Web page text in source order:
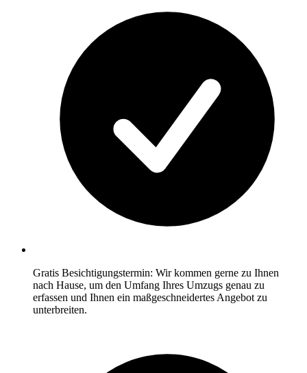
Gratis Besichtigungstermin: Wir kommen gerne zu Ihnen
nach Hause, um den Umfang Ihres Umzugs genau zu
erfassen und Ihnen ein maßgeschneidertes Angebot zu
unterbreiten.